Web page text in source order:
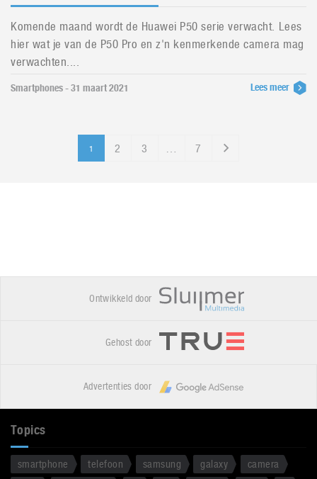
Komende maand wordt de Huawei P50 serie verwacht. Lees
hier wat je van de P50 Pro en z'n kenmerkende camera mag
verwachten....
Smartphones - 31 maart 2021 Lees meer
1 2 3 … 7
Ontwikkeld door
Gehost door
Advertenties door
Topics
smartphone telefoon samsung galaxy
camera